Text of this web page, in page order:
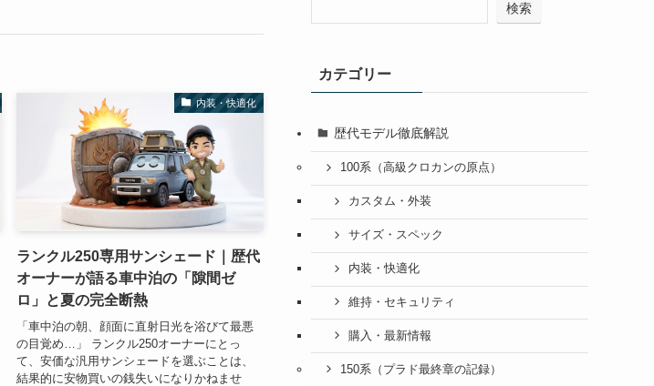
内装・快適化
ランクル250専用サンシェード｜歴代
オーナーが語る車中泊の「隙間ゼ
ロ」と夏の完全断熱
「車中泊の朝、顔面に直射日光を浴びて最悪
の目覚め…」 ランクル250オーナーにとっ
て、安価な汎用サンシェードを選ぶことは、
結果的に安物買いの銭失いになりかねませ
検索
カテゴリー
歴代モデル徹底解説
100系（高級クロカンの原点）
カスタム・外装
サイズ・スペック
内装・快適化
維持・セキュリティ
購入・最新情報
150系（プラド最終章の記録）